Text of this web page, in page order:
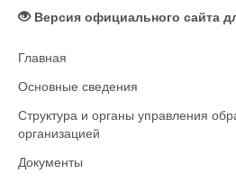
Версия официального сайта
Главная
Основные сведения
Структура и органы управления
организацией
Документы